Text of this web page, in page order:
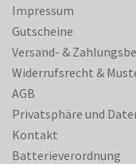
Impressum
Gutscheine
Versand- &
Widerrufsrecht &
AGB
Privatsphäre und
Kontakt
Batterieverordnung